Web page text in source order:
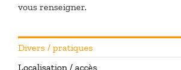
vous renseigner.
Divers / pratiques
Localisation / accès